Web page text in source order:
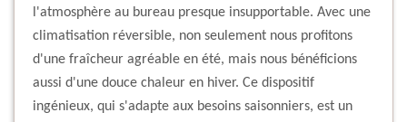
l'atmosphère au bureau presque insupportable. Avec une
climatisation réversible, non seulement nous profitons
d'une fraîcheur agréable en été, mais nous bénéficions
aussi d'une douce chaleur en hiver. Ce dispositif
ingénieux, qui s'adapte aux besoins saisonniers, est un